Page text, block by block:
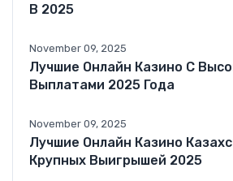
В 2025
November 09, 2025
Лучшие Онлайн Казино С
Выплатами 2025 Года
November 09, 2025
Лучшие Онлайн Казино
Крупных Выигрышей 2025